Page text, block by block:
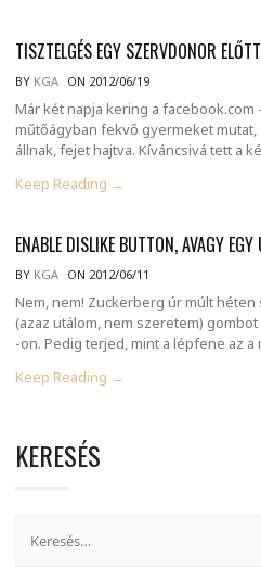
TISZTELGÉS EGY SZERVDONOR
BY KGA ON 2012/06/19
Már két napja kering a
műtőágyban fekvő gyermeket
állnak, fejet hajtva. Kíváncsivá tett a
Keep Reading →
ENABLE DISLIKE BUTTON, AVAGY EGY
BY KGA ON 2012/06/11
Nem, nem! Zuckerberg úr múlt
(azaz utálom, nem szeretem)
-on. Pedig terjed, mint a lépfene az
Keep Reading →
KERESÉS